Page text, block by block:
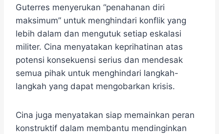
Guterres menyerukan “penahanan diri
maksimum” untuk menghindari konflik yang
lebih dalam dan mengutuk setiap eskalasi
militer. Cina menyatakan keprihatinan atas
potensi konsekuensi serius dan mendesak
semua pihak untuk menghindari langkah-
langkah yang dapat mengobarkan krisis.
Cina juga menyatakan siap memainkan peran
konstruktif dalam membantu mendinginkan